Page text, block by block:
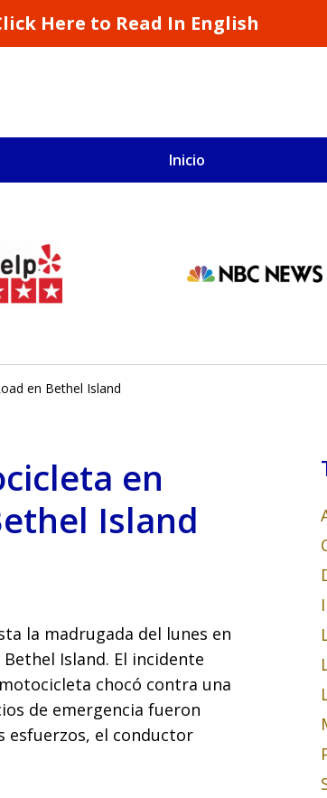
Here to Read In English
Inicio
y California
en Bethel Island
en
Island
la madrugada del lunes en
Island. El incidente
chocó contra una
de emergencia fueron
esfuerzos, el conductor